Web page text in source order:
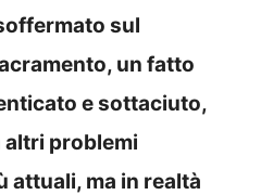
sul
un fatto
e sottaciuto,
altri problemi
attuali, ma in realtà